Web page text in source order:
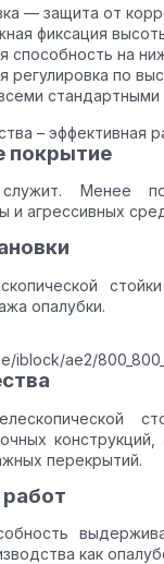
— защита от
фиксация
способность на
регулировка по
стандартными
– эффективная
покрытие
Менее
агрессивных
опалубки.
перекрытий.
как